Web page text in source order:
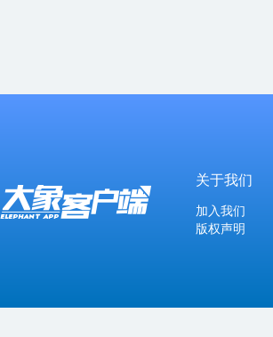
关于我们
加入我们
版权声明